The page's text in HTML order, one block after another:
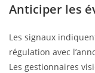
Anticiper les
Les signaux
régulation avec
Les gestionnaires